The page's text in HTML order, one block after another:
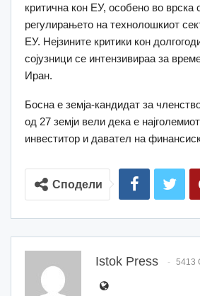
критична кон ЕУ, особено во врска
регулирањето на технолошкиот
ЕУ. Нејзините критики кон
сојузници се интензивираа за
Иран.
Босна е земја-кандидат за
од 27 земји вели дека е
инвеститор и давател на
Сподели
Istok Press 5413